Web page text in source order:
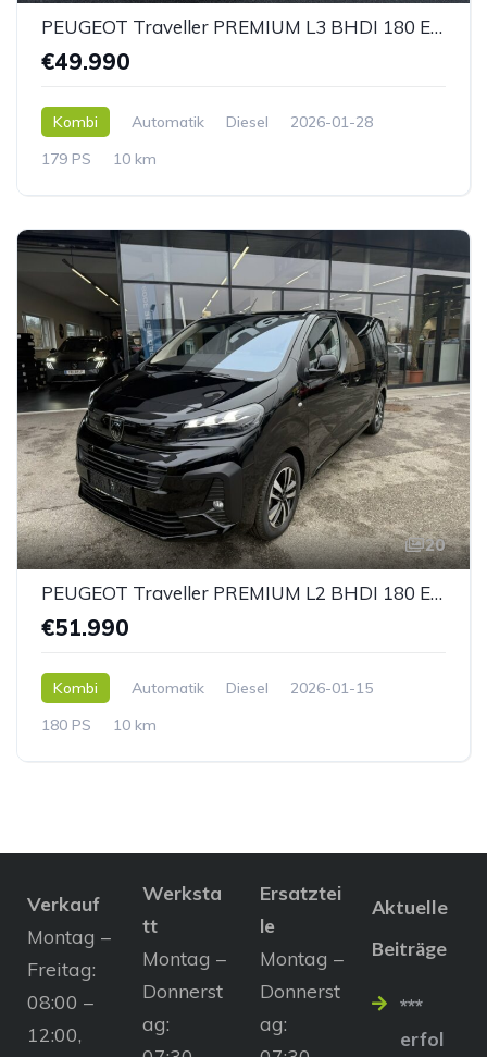
PEUGEOT Traveller PREMIUM L3 BHDI 180 EAT8
€49.990
Kombi Automatik Diesel
2026-01-28
179 PS
10 km
20
PEUGEOT Traveller PREMIUM L2 BHDI 180 EAT8 *AHK*
€51.990
Kombi Automatik Diesel
2026-01-15
180 PS
10 km
Verkauf
Montag –
Freitag:
08:00 –
12:00,
Werksta
tt
Montag –
Donnerst
ag:
Ersatztei
le
Montag –
Donnerst
ag:
Aktuelle
Beiträge
***
erfol